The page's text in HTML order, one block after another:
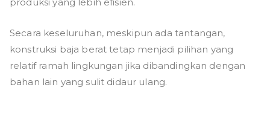
produksi yang lebih efisien.
Secara keseluruhan, meskipun ada tantangan,
konstruksi baja berat tetap menjadi pilihan yang
relatif ramah lingkungan jika dibandingkan dengan
bahan lain yang sulit didaur ulang.